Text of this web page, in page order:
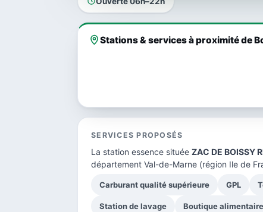
Stations & services à proximité de
SERVICES PROPOSÉS
La station essence située ZAC DE BOISSY
département Val-de-Marne (région Ile de
Carburant qualité supérieure GPL
Station de lavage Boutique alimentaire